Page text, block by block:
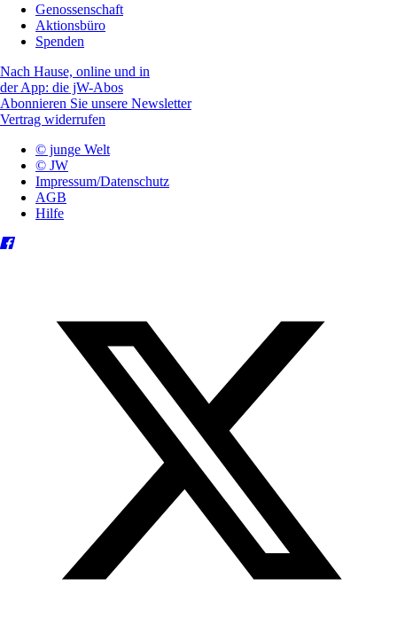
Genossenschaft
Aktionsbüro
Spenden
Nach Hause, online und in
der App: die jW-Abos
Abonnieren Sie unsere Newsletter
Vertrag widerrufen
© junge Welt
© JW
Impressum/Datenschutz
AGB
Hilfe